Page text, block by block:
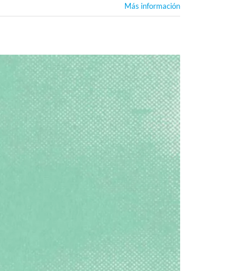
Más información